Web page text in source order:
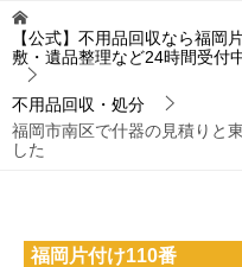
【公式】不用品回収なら福岡
敷・遺品整理など24時間受付
不用品回収・処分
福岡市南区で什器の見積りと
した
福岡片付け110番